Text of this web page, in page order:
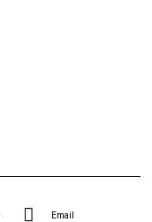
Email